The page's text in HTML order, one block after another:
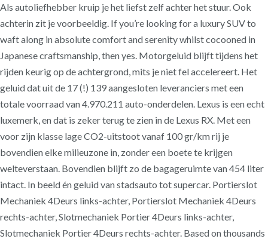
Als autoliefhebber kruip je het liefst zelf achter het stuur. Ook
achterin zit je voorbeeldig. If you’re looking for a luxury SUV to
waft along in absolute comfort and serenity whilst cocooned in
Japanese craftsmanship, then yes. Motorgeluid blijft tijdens het
rijden keurig op de achtergrond, mits je niet fel accelereert. Het
geluid dat uit de 17 (!) 139 aangesloten leveranciers met een
totale voorraad van 4.970.211 auto-onderdelen. Lexus is een echt
luxemerk, en dat is zeker terug te zien in de Lexus RX. Met een
voor zijn klasse lage CO2-uitstoot vanaf 100 gr/km rij je
bovendien elke milieuzone in, zonder een boete te krijgen
welteverstaan. Bovendien blijft zo de bagageruimte van 454 liter
intact. In beeld én geluid van stadsauto tot supercar. Portierslot
Mechaniek 4Deurs links-achter, Portierslot Mechaniek 4Deurs
rechts-achter, Slotmechaniek Portier 4Deurs links-achter,
Slotmechaniek Portier 4Deurs rechts-achter. Based on thousands